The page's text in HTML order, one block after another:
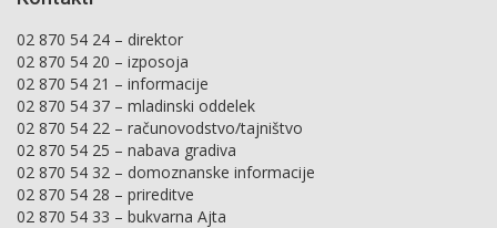
02 870 54 24 – direktor
02 870 54 20 – izposoja
02 870 54 21 – informacije
02 870 54 37 – mladinski oddelek
02 870 54 22 – računovodstvo/tajništvo
02 870 54 25 – nabava gradiva
02 870 54 32 – domoznanske informacije
02 870 54 28 – prireditve
02 870 54 33 – bukvarna Ajta